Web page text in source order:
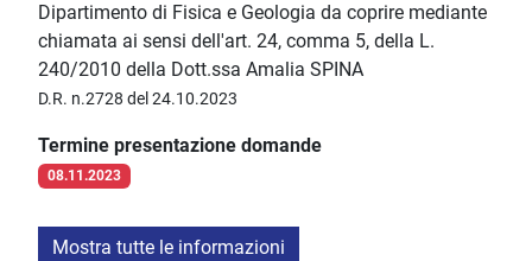
Dipartimento di Fisica e Geologia da coprire mediante
chiamata ai sensi dell'art. 24, comma 5, della L.
240/2010 della Dott.ssa Amalia SPINA
D.R. n.2728 del 24.10.2023
Termine presentazione domande
08.11.2023
Mostra tutte le informazioni